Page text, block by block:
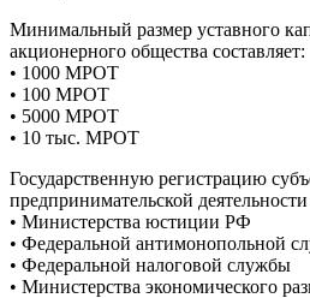
Минимальный размер уставного
акционерного общества составляет:
• 1000 МРОТ
• 100 МРОТ
• 5000 МРОТ
• 10 тыс. МРОТ
Государственную регистрацию
предпринимательской
• Министерства юстиции РФ
• Федеральной антимонопольной
• Федеральной налоговой службы
• Министерства экономического